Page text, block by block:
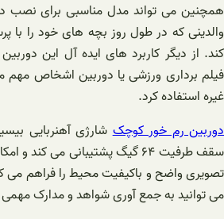
همچنین می تواند مدل مناسبی برای نصب
والدینی که در طول روز بچه های خود را با
کند‌. از دیگر کاربرد های ایده آل این
فیلم برداری ورزشی یا دوربین اشخاص مهم
غیره استفاده کرد.
دوربین رم خور کوچک
سقف طرفیت ۶۴ گیگ پشتیبانی می
تصویری واضح و باکیفیت محیط را فراهم می
می توانید به جمع آوری شواهد و مدارک مهمی